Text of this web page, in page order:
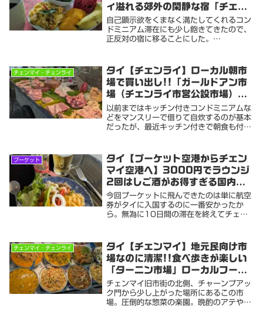
ィ溢れる郊外の閑静な宿「チェン
マイハウスフォードリーマー」
自己顕示欲をくまなく満たしてくれるコン
ドミニアム滞在にも少し飽きてきたので、
正反対の宿に移ることにした。
ホームステイみたいな味のある施設がとて
も良かったのでご...
チェンマイ・チェンライ
タイ【チェンライ】ローカル朝市
場で買い出し!!「ガールドアン市
場（チェンライ市営公設市場）」
色々安すぎて仕入れが楽しすぎる
以前まではキッチン付きコンドミニアムな
どをマンスリーで借りて自炊するのが基本
だったが、最近キッチン付きで朝食も付い
的生活水準を巻き戻しているいずれにせよ
どの街にどの...
プーケット
タイ【プーケット空港からチェン
マイ空港へ】3000円でラウンジ
2回はしご酒がお得すぎる国内
LCC移動
今回プーケットに飛んできたのは単に航空
券がタイに入国するのに一番安かったか
ら。無為に10日間の滞在を終えてチェン
の前にチェンライに行ってみようと思って
いる余談だけど...
チェンマイ・チェンライ
タイ【チェンマイ】地元民向け市
場なのに清潔!!食べ歩きが楽しい
「ターニン市場」ローカルフード
コートも充実
チェンマイ旧市街の北側、チャーンプアッ
ク門から少し上がった場所にあるこの市
場。圧倒的な惣菜の楽園。晩酌のアテやラ